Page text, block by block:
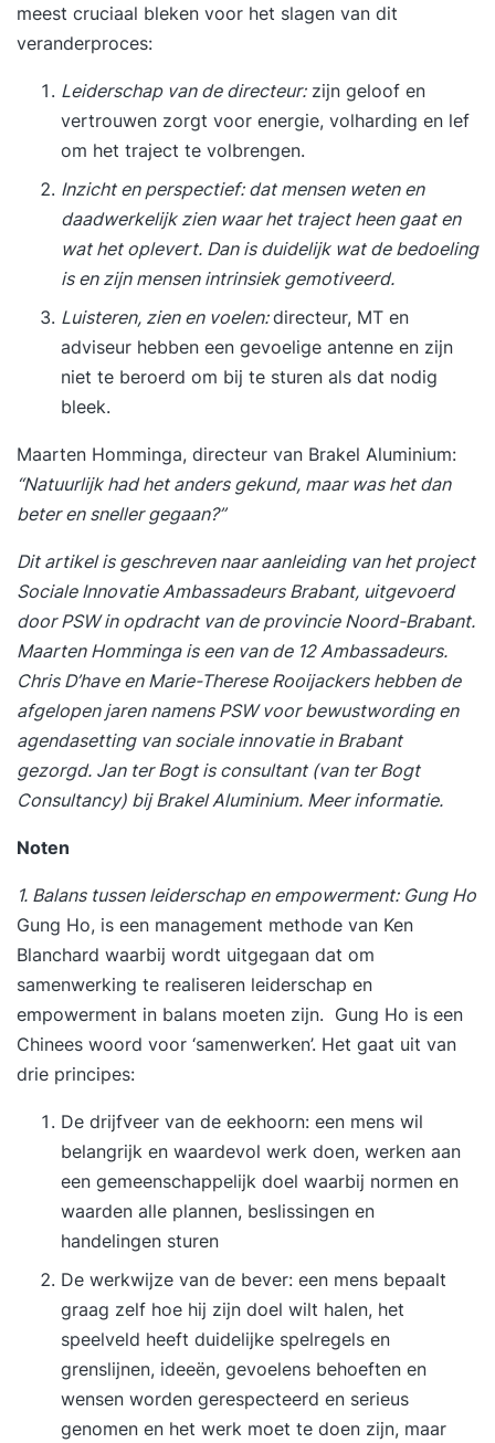
meest cruciaal bleken voor het slagen van dit
veranderproces:
Leiderschap van de directeur:zijn geloof en
vertrouwen zorgt voor energie, volharding en lef
om het traject te volbrengen.
Inzicht en perspectief: dat mensen weten en
daadwerkelijk zien waar het traject heen gaat en
wat het oplevert. Dan is duidelijk wat de bedoeling
is en zijn mensen intrinsiek gemotiveerd.
Luisteren, zien en voelen:directeur, MT en
adviseur hebben een gevoelige antenne en zijn
niet te beroerd om bij te sturen als dat nodig
bleek.
Maarten Homminga, directeur van Brakel Aluminium:
“Natuurlijk had het anders gekund, maar was het dan
beter en sneller gegaan?”
Dit artikelis geschreven naar aanleiding van het project
Sociale Innovatie Ambassadeurs Brabant, uitgevoerd
door PSW in opdracht van de provincie Noord-Brabant.
Maarten Homminga is een van de 12 Ambassadeurs.
Chris D’have en Marie-Therese Rooijackers hebben de
afgelopen jaren namens PSW voor bewustwording en
agendasetting van sociale innovatie in Brabant
gezorgd. Jan ter Bogt is consultant (van ter Bogt
Consultancy) bij Brakel Aluminium. Meer informatie.
Noten
1. Balans tussen leiderschap en empowerment: Gung Ho
Gung Ho, is een management methode van Ken
Blanchard waarbij wordt uitgegaan dat om
samenwerking te realiseren leiderschap en
empowerment in balans moeten zijn. Gung Ho is een
Chinees woord voor ‘samenwerken’. Het gaat uit van
drie principes:
De drijfveer van de eekhoorn: een mens wil
belangrijk en waardevol werk doen, werken aan
een gemeenschappelijk doel waarbij normen en
waarden alle plannen, beslissingen en
handelingen sturen
De werkwijze van de bever: een mens bepaalt
graag zelf hoe hij zijn doel wilt halen, het
speelveld heeft duidelijke spelregels en
grenslijnen, ideeën, gevoelens behoeften en
wensen worden gerespecteerd en serieus
genomen en het werk moet te doen zijn, maar